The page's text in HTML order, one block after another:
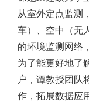
从室外定点监测
车）、空中（无
的环境监测网络
为了能更好地了
户，谭教授团队
作，拓展数据应